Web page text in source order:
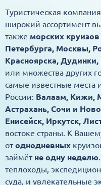
Туристическая
широкий ассортимент
также морских круизов
Петербурга, Москвы,
Красноярска,
или множества других
самые известные места
России: Валаам, Кижи,
Астрахань, Сочи и
Енисейск, Иркутск,
востоке страны. К
отоднодневных
займёт не одну неделю
теплоходы,
суда, и увлекательные